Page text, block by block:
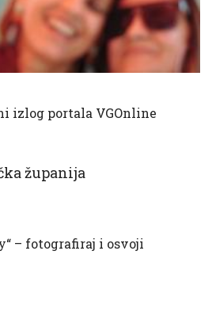
izlog portala VGOnline
županija
– fotografiraj i osvoji